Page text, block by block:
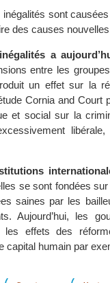
inégalités sont
des causes
a
entre les
un effet sur la
Cornia and Court
et social sur la
se sont fondées
saines par les
Aujourd’hui, les
les effets des
capital humain par